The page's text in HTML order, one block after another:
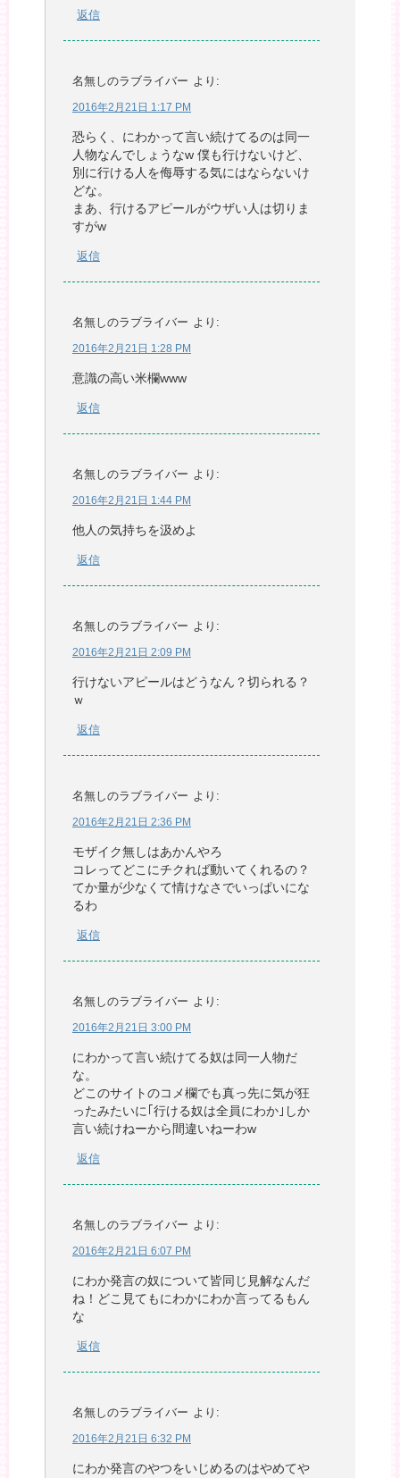
返信
名無しのラブライバー より:
2016年2月21日 1:17 PM
恐らく、にわかって言い続けてるのは同一
人物なんでしょうなw 僕も行けないけど、
別に行ける人を侮辱する気にはならないけ
どな。
まあ、行けるアピールがウザい人は切りま
すがw
返信
名無しのラブライバー より:
2016年2月21日 1:28 PM
意識の高い米欄www
返信
名無しのラブライバー より:
2016年2月21日 1:44 PM
他人の気持ちを汲めよ
返信
名無しのラブライバー より:
2016年2月21日 2:09 PM
行けないアピールはどうなん？切られる？
ｗ
返信
名無しのラブライバー より:
2016年2月21日 2:36 PM
モザイク無しはあかんやろ
コレってどこにチクれば動いてくれるの？
てか量が少なくて情けなさでいっぱいにな
るわ
返信
名無しのラブライバー より:
2016年2月21日 3:00 PM
にわかって言い続けてる奴は同一人物だ
な。
どこのサイトのコメ欄でも真っ先に気が狂
ったみたいに｢行ける奴は全員にわか｣しか
言い続けねーから間違いねーわw
返信
名無しのラブライバー より:
2016年2月21日 6:07 PM
にわか発言の奴について皆同じ見解なんだ
ね！どこ見てもにわかにわか言ってるもん
な
返信
名無しのラブライバー より:
2016年2月21日 6:32 PM
にわか発言のやつをいじめるのはやめてや